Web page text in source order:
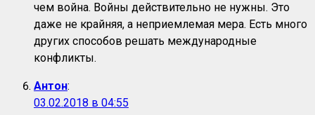
чем война. Войны действительно не нужны. Это
даже не крайняя, а неприемлемая мера. Есть много
других способов решать международные
конфликты.
Антон:
03.02.2018 в 04:55